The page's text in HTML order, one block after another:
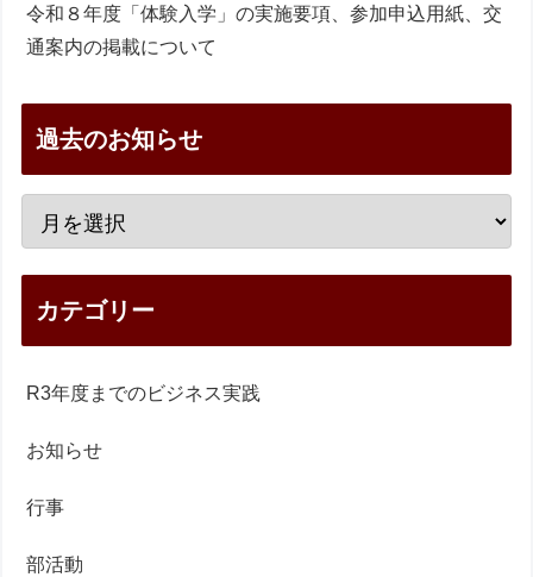
令和８年度「体験入学」の実施要項、参加申込用紙、交
通案内の掲載について
過去のお知らせ
カテゴリー
R3年度までのビジネス実践
お知らせ
行事
部活動